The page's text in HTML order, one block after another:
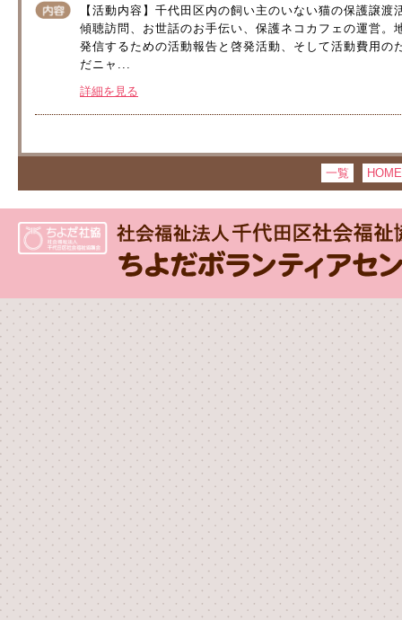
【活動内容】千代田区内の飼い主のいない猫の保護譲
傾聴訪問、お世話のお手伝い、保護ネコカフェの運営
発信するための活動報告と啓発活動、そして活動費用
だニャ...
詳細を見る
一覧 HOME